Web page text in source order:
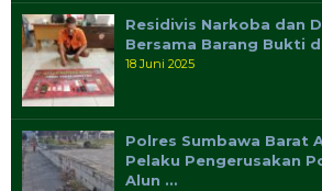
Residivis Narkoba dan
Bersama Barang Bukti
18 Juni 2025
Polres Sumbawa Barat
Pelaku Pengerusakan
Alun …